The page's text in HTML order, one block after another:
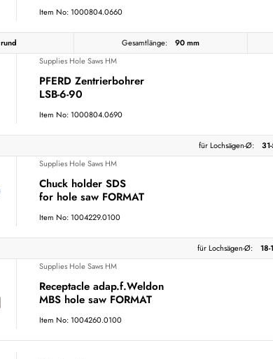
Item No: 1000804.0660
rund Gesamtlänge: 90 mm
Supplies Hole Saws HM
PFERD Zentrierbohrer
LSB-6-90
Item No: 1000804.0690
für Lochsägen-Ø:
Supplies Hole Saws HM
Chuck holder SDS
for hole saw FORMAT
Item No: 1004229.0100
für Lochsägen-Ø:
18-
Supplies Hole Saws HM
Receptacle adap.f.Weldon
MBS hole saw FORMAT
Item No: 1004260.0100